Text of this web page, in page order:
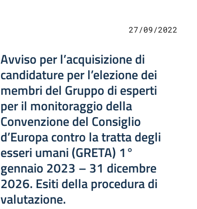
27/09/2022
Avviso per l’acquisizione di
candidature per l’elezione dei
membri del Gruppo di esperti
per il monitoraggio della
Convenzione del Consiglio
d’Europa contro la tratta degli
esseri umani (GRETA) 1°
gennaio 2023 – 31 dicembre
2026. Esiti della procedura di
valutazione.